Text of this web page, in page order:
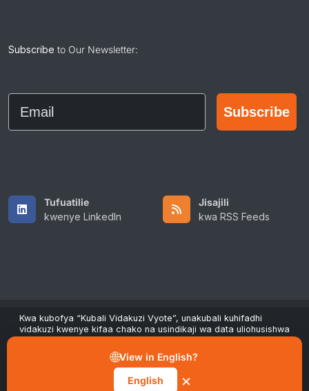
Subscribe to Our Newsletter:
Email
Subscribe
Tufuatilie
kwenye LinkedIn
Jisajili
kwa RSS Feeds
Copyright © 2026 All Rights Reserved by ScaleFibre Australia
Pty Ltd.
Sera ya Faragha
Kwa kubofya “Kubali Vidakuzi Vyote”, unakubali kuhifadhi
vidakuzi kwenye kifaa chako na usindikaji wa data uliohusishwa
juhudi zetu za masoko na utendaji. Unaweza kutoa ridhaa
wakati wowote kupitia kitufe cha “Simamia Mapendeleo”
kwenye tangazo la vidakuzi.
🌐View in English?
English
×